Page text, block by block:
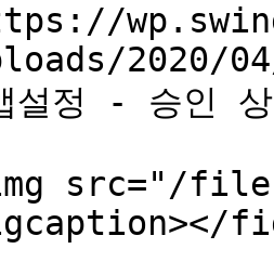
2020/04/
정 - 승인 상
src="/files/